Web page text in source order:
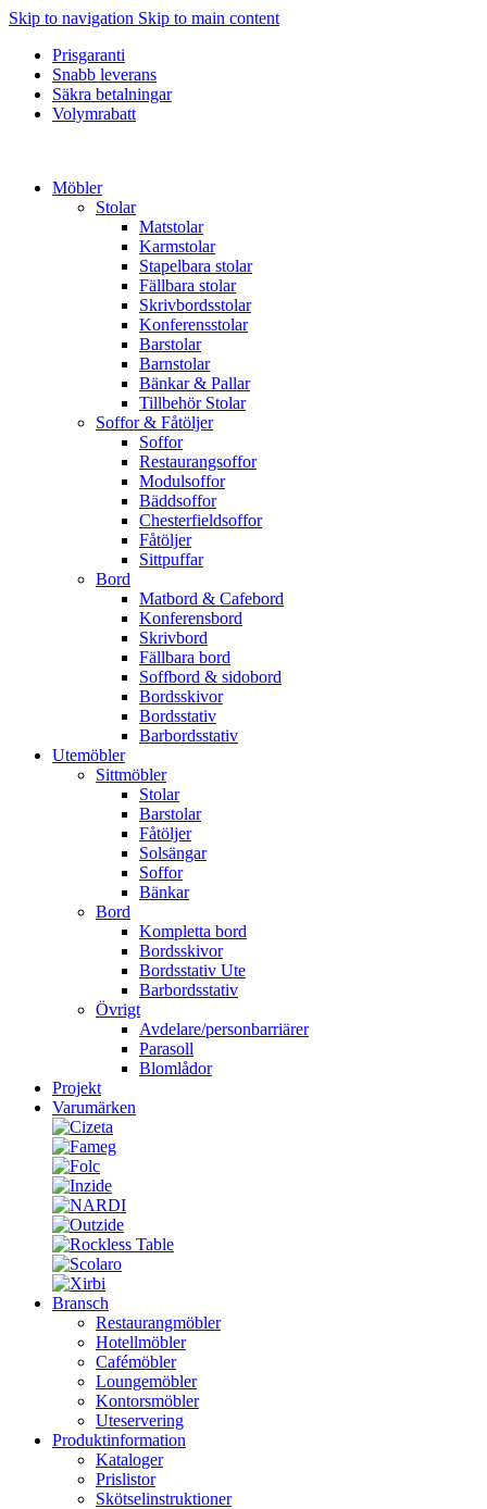
Skip to navigation Skip to main content
Prisgaranti
Snabb leverans
Säkra betalningar
Volymrabatt
Möbler
Stolar
Matstolar
Karmstolar
Stapelbara stolar
Fällbara stolar
Skrivbordsstolar
Konferensstolar
Barstolar
Barnstolar
Bänkar & Pallar
Tillbehör Stolar
Soffor & Fåtöljer
Soffor
Restaurangsoffor
Modulsoffor
Bäddsoffor
Chesterfieldsoffor
Fåtöljer
Sittpuffar
Bord
Matbord & Cafebord
Konferensbord
Skrivbord
Fällbara bord
Soffbord & sidobord
Bordsskivor
Bordsstativ
Barbordsstativ
Utemöbler
Sittmöbler
Stolar
Barstolar
Fåtöljer
Solsängar
Soffor
Bänkar
Bord
Kompletta bord
Bordsskivor
Bordsstativ Ute
Barbordsstativ
Övrigt
Avdelare/personbarriärer
Parasoll
Blomlådor
Projekt
Varumärken
Bransch
Restaurangmöbler
Hotellmöbler
Cafémöbler
Loungemöbler
Kontorsmöbler
Uteservering
Produktinformation
Kataloger
Prislistor
Skötselinstruktioner